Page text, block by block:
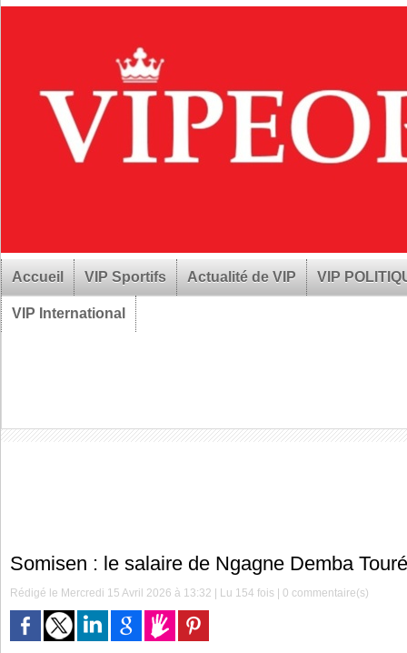
Accueil VIP Sportifs Actualité de VIP VIP
VIP International
Somisen : le salaire de Ngagne Demba
Rédigé le Mercredi 15 Avril 2026 à 13:32 | Lu 154 fois |0 commentaire(s)